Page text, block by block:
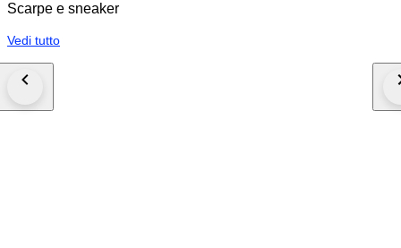
Scarpe e sneaker
Vedi tutto